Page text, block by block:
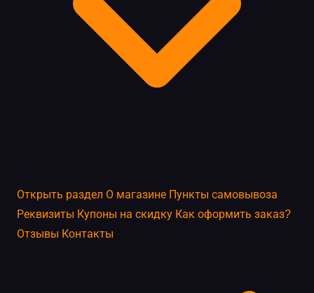
Открыть раздел О магазине Пункты самовывоза
Реквизиты Купоны на скидку Как оформить заказ?
Отзывы Контакты